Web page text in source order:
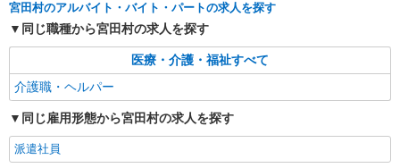
宮田村のアルバイト・バイト・パートの求人を探す
同じ職種から宮田村の求人を探す
医療・介護・福祉すべて
介護職・ヘルパー
同じ雇用形態から宮田村の求人を探す
派遣社員